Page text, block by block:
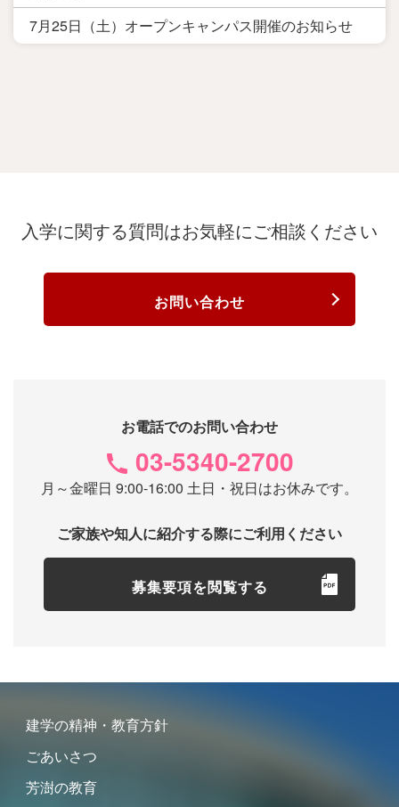
7月25日（土）オープンキャンパス開催のお知らせ
入学に関する質問はお気軽にご相談ください
お問い合わせ
お電話でのお問い合わせ
03-5340-2700
月～金曜日 9:00-16:00 土日・祝日はお休みです。
ご家族や知人に紹介する際にご利用ください
募集要項を閲覧する
建学の精神・教育方針
ごあいさつ
芳澍の教育